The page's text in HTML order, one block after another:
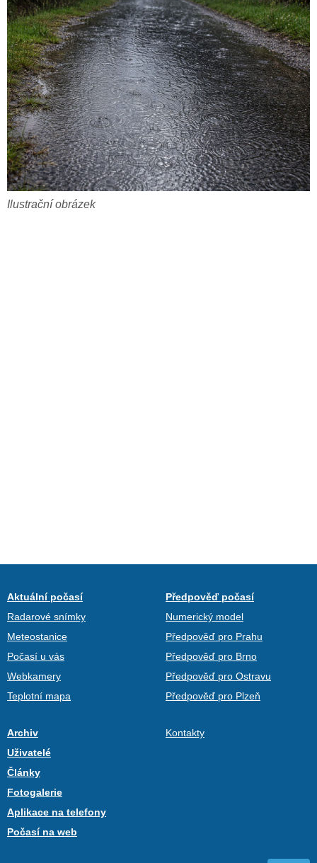
Ilustrační obrázek
Aktuální počasí
Radarové snímky
Meteostanice
Počasí u vás
Webkamery
Teplotní mapa
Předpověď počasí
Numerický model
Předpověď pro Prahu
Předpověď pro Brno
Předpověď pro Ostravu
Předpověď pro Plzeň
Archiv
Uživatelé
Články
Fotogalerie
Aplikace na telefony
Počasí na web
Kontakty